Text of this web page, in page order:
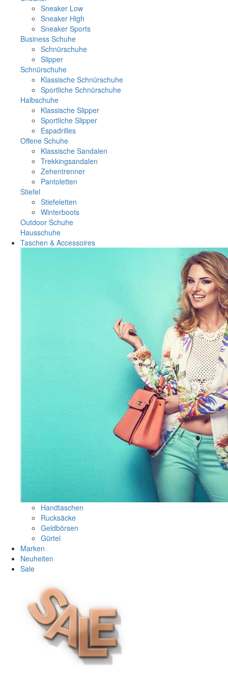
Sneaker Low
Sneaker High
Sneaker Sports
Business Schuhe
Schnürschuhe
Slipper
Schnürschuhe
Klassische Schnürschuhe
Sportliche Schnürschuhe
Halbschuhe
Klassische Slipper
Sportliche Slipper
Espadrilles
Offene Schuhe
Klassische Sandalen
Trekkingsandalen
Zehentrenner
Pantoletten
Stiefel
Stiefeletten
Winterboots
Outdoor Schuhe
Hausschuhe
Taschen & Accessoires
Handtaschen
Rucksäcke
Geldbörsen
Gürtel
Marken
Neuheiten
Sale